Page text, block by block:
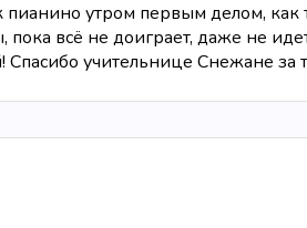
утром первым делом, как
всё не доиграет, даже не
учительнице Снежане за